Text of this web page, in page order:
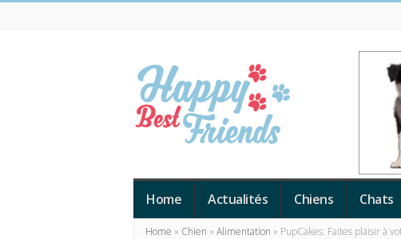
Best
Friends
Home Actualités Chiens Chats
Home » Chien » Alimentation » PupCakes: Faites plaisir à